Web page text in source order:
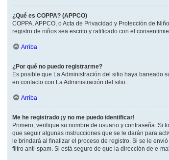
¿Qué es COPPA? (APPCO)
COPPA, APPCO, o Acta de Privacidad y Protección de
registro de niños sea escrito y ratificado con el
Arriba
¿Por qué no puedo registrarme?
Es posible que La Administración del sitio haya baneado
en contacto con La Administración del sitio.
Arriba
Me he registrado ¡y no me puedo identificar!
Primero, verifique su nombre de usuario y contraseña. Si
que seguir algunas instrucciones que se le darán para
le brindará al finalizar el proceso de registro. Si se le
filtro anti-spam. Si está seguro de que la dirección de e-